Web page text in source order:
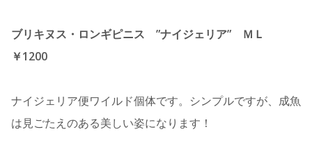
ブリキヌス・ロンギピニス ”ナイジェリア” ＭＬ
￥1200
ナイジェリア便ワイルド個体です。シンプルですが、成魚
は見ごたえのある美しい姿になります！